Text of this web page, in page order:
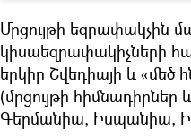
Մրցույթի եզրափակչին
կիսաեզրափակիչների
երկիր Շվեդիայի և «մեծ
(մրցույթի
Գերմանիա, Իսպանիա,